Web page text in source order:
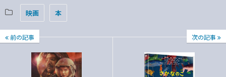
映画 本
前の記事 次の記事